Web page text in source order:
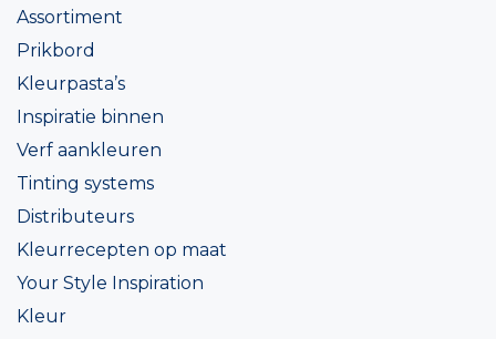
Assortiment
Prikbord
Kleurpasta’s
Inspiratie binnen
Verf aankleuren
Tinting systems
Distributeurs
Kleurrecepten op maat
Your Style Inspiration
Kleur